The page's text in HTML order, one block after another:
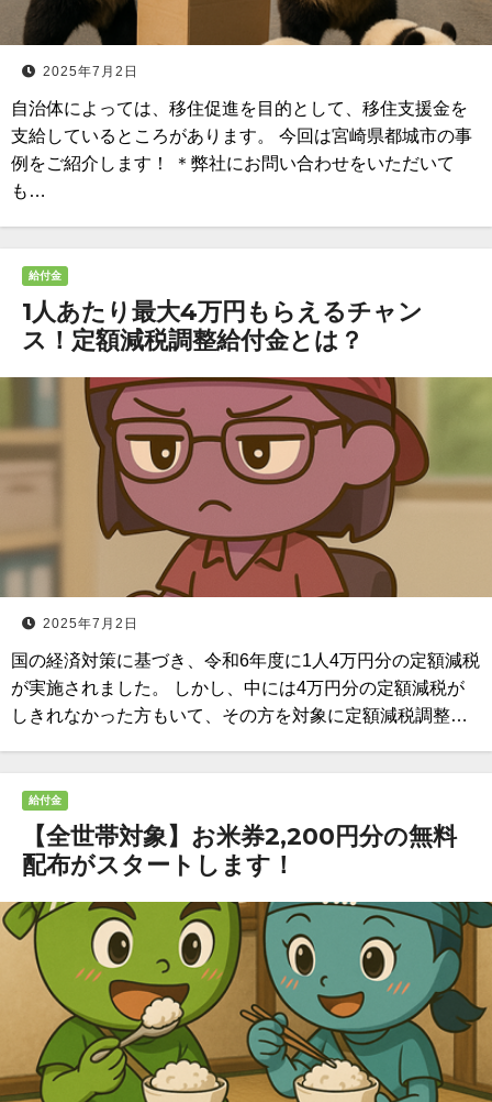
2025年7月2日
自治体によっては、移住促進を目的として、移住支援金を
支給しているところがあります。 今回は宮崎県都城市の事
例をご紹介します！ ＊弊社にお問い合わせをいただいて
も…
給付金
1人あたり最大4万円もらえるチャン
ス！定額減税調整給付金とは？
2025年7月2日
国の経済対策に基づき、令和6年度に1人4万円分の定額減税
が実施されました。 しかし、中には4万円分の定額減税が
しきれなかった方もいて、その方を対象に定額減税調整…
給付金
【全世帯対象】お米券2,200円分の無料
配布がスタートします！